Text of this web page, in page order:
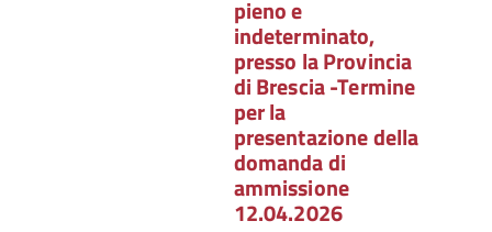
pieno e
indeterminato,
presso la Provincia
di Brescia -Termine
per la
presentazione della
domanda di
ammissione
12.04.2026